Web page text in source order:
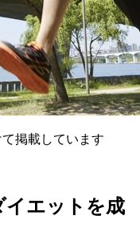
掲載しています
イエットを成